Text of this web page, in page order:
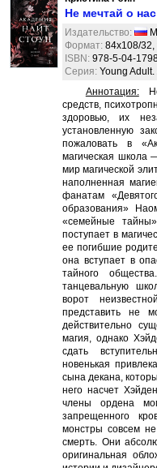
Не мечтай о нас
Издательство:
Формат: 84x108/32,
ISBN: 978-5-04-
Серия: Young
Аннотация:
средств,
здоровью, их
установленную
пожаловать в
магическая школа
мир магической
наполненная
фанатам
образования»
«семейные
поступает в
ее погибшие
она вступает в
тайного
танцевальную
ворот
представить не
действительно
магия, однако
сдать
новенькая
сына декана,
него насчет
члены ордена
запрещенного
монстры совсем
смерть. Они
оригинальная